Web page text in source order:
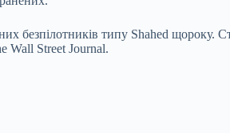
безпілотників типу Shahed щороку.
Wall Street Journal.